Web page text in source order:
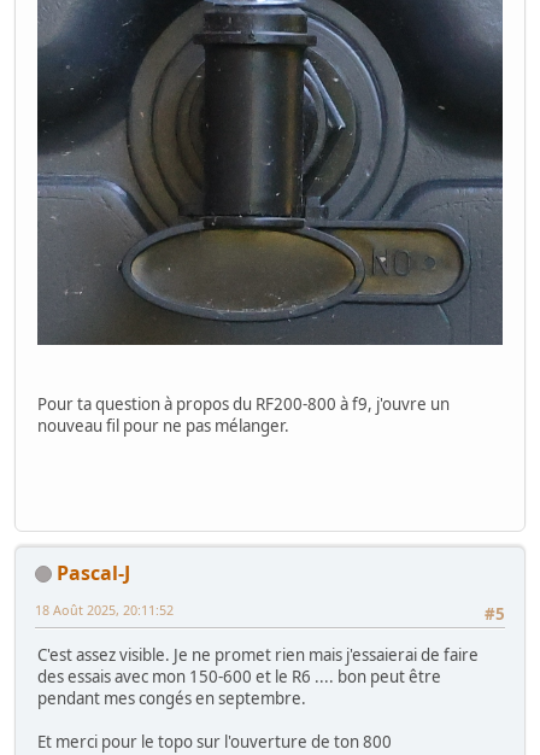
Pour ta question à propos du RF200-800 à f9, j'ouvre un
nouveau fil pour ne pas mélanger.
Pascal-J
#5
18 Août 2025, 20:11:52
C'est assez visible. Je ne promet rien mais j'essaierai de faire
des essais avec mon 150-600 et le R6 .... bon peut être
pendant mes congés en septembre.
Et merci pour le topo sur l'ouverture de ton 800